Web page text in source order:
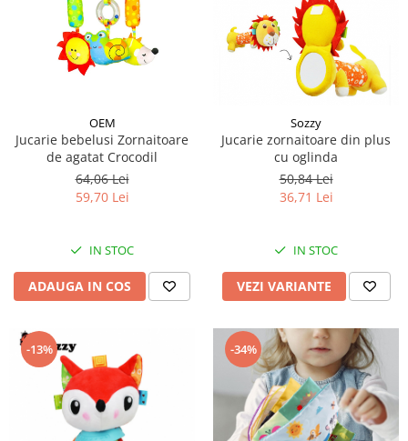
OEM
Jucarie bebelusi Zornaitoare
de agatat Crocodil
64,06 Lei
59,70 Lei
IN STOC
ADAUGA IN COS
Sozzy
Jucarie zornaitoare din plus
cu oglinda
50,84 Lei
36,71 Lei
IN STOC
VEZI VARIANTE
-13% -34%